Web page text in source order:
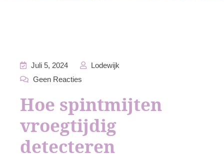
Juli 5, 2024
Lodewijk
Geen Reacties
Hoe spintmijten
vroegtijdig
detecteren